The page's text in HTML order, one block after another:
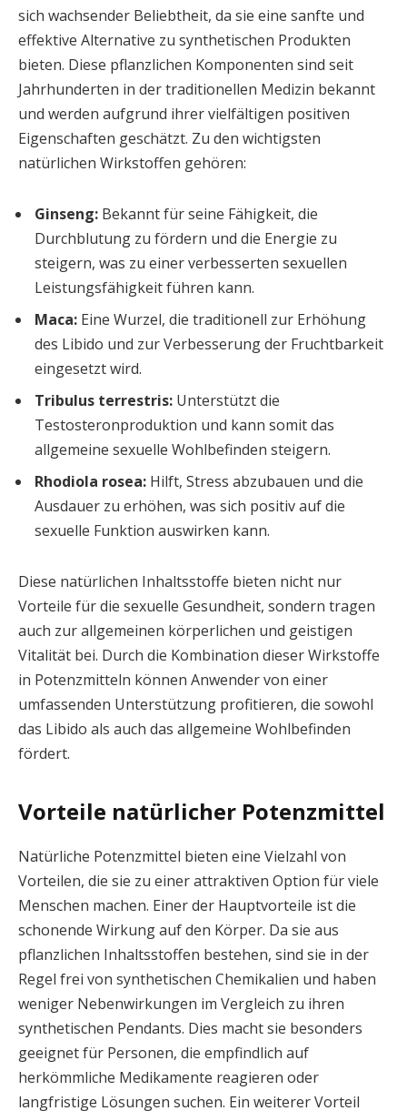
sich wachsender Beliebtheit, da sie eine sanfte und
effektive Alternative zu synthetischen Produkten
bieten. Diese pflanzlichen Komponenten sind seit
Jahrhunderten in der traditionellen Medizin bekannt
und werden aufgrund ihrer vielfältigen positiven
Eigenschaften geschätzt. Zu den wichtigsten
natürlichen Wirkstoffen gehören:
Ginseng: Bekannt für seine Fähigkeit, die
Durchblutung zu fördern und die Energie zu
steigern, was zu einer verbesserten sexuellen
Leistungsfähigkeit führen kann.
Maca: Eine Wurzel, die traditionell zur Erhöhung
des Libido und zur Verbesserung der Fruchtbarkeit
eingesetzt wird.
Tribulus terrestris: Unterstützt die
Testosteronproduktion und kann somit das
allgemeine sexuelle Wohlbefinden steigern.
Rhodiola rosea: Hilft, Stress abzubauen und die
Ausdauer zu erhöhen, was sich positiv auf die
sexuelle Funktion auswirken kann.
Diese natürlichen Inhaltsstoffe bieten nicht nur
Vorteile für die sexuelle Gesundheit, sondern tragen
auch zur allgemeinen körperlichen und geistigen
Vitalität bei. Durch die Kombination dieser Wirkstoffe
in Potenzmitteln können Anwender von einer
umfassenden Unterstützung profitieren, die sowohl
das Libido als auch das allgemeine Wohlbefinden
fördert.
Vorteile natürlicher Potenzmittel
Natürliche Potenzmittel bieten eine Vielzahl von
Vorteilen, die sie zu einer attraktiven Option für viele
Menschen machen. Einer der Hauptvorteile ist die
schonende Wirkung auf den Körper. Da sie aus
pflanzlichen Inhaltsstoffen bestehen, sind sie in der
Regel frei von synthetischen Chemikalien und haben
weniger Nebenwirkungen im Vergleich zu ihren
synthetischen Pendants. Dies macht sie besonders
geeignet für Personen, die empfindlich auf
herkömmliche Medikamente reagieren oder
langfristige Lösungen suchen. Ein weiterer Vorteil